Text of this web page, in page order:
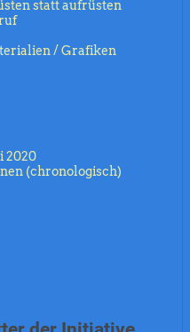
statt aufrüsten
/ Grafiken
2020
(chronologisch)